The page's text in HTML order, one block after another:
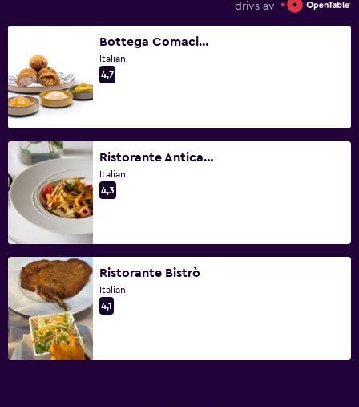
drivs av
Bottega Comacini Como
Italian
4,7
Ristorante Antica Darsena
Italian
4,3
Ristorante Bistrò
Italian
4,1